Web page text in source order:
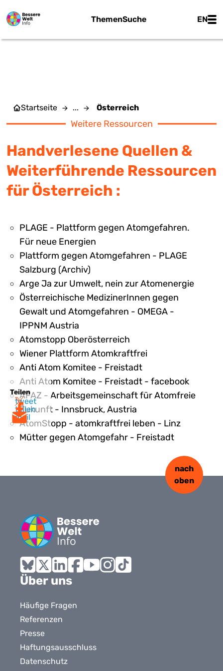
ThemenSuche EN
Teilen
tweet
teilen
mail
Startseite ... Österreich
Weitere Ressourcen
Handverlesene Quellen &
Weiterführende Ressourcen
für Österreich :
PLAGE - Plattform gegen Atomgefahren.
Für neue Energien
Plattform gegen Atomgefahren - PLAGE
Salzburg (Archiv)
Arge Ja zur Umwelt, nein zur Atomenergie
Österreichische MedizinerInnen gegen
Gewalt und Atomgefahren - OMEGA -
IPPNM Austria
Atomstopp Oberösterreich
Wiener Plattform Atomkraftfrei
Anti Atom Komitee - Freistadt
Anti Atom Komitee - Freistadt - facebook
AFAZ - Arbeitsgemeinschaft für Atomfreie
Zukunft - Innsbruck, Austria
AtomStopp - atomkraftfrei leben - Linz
Mütter gegen Atomgefahr - Freistadt
Bluesky
X LinkedInFacebook
nach
oben
Über uns
Häufige Fragen
Referenzen
Presse
Haftungsausschluss
Datenschutz